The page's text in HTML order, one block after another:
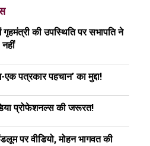
की उपस्थिति पर सभापति ने
पत्रकार पहचान’ का मुद्दा!
प्रोफेशनल्स की जरूरत!
पर वीडियो, मोहन भागवत की